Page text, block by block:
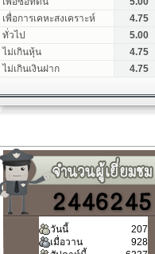
วันนี้
207
เมื่อวาน
928